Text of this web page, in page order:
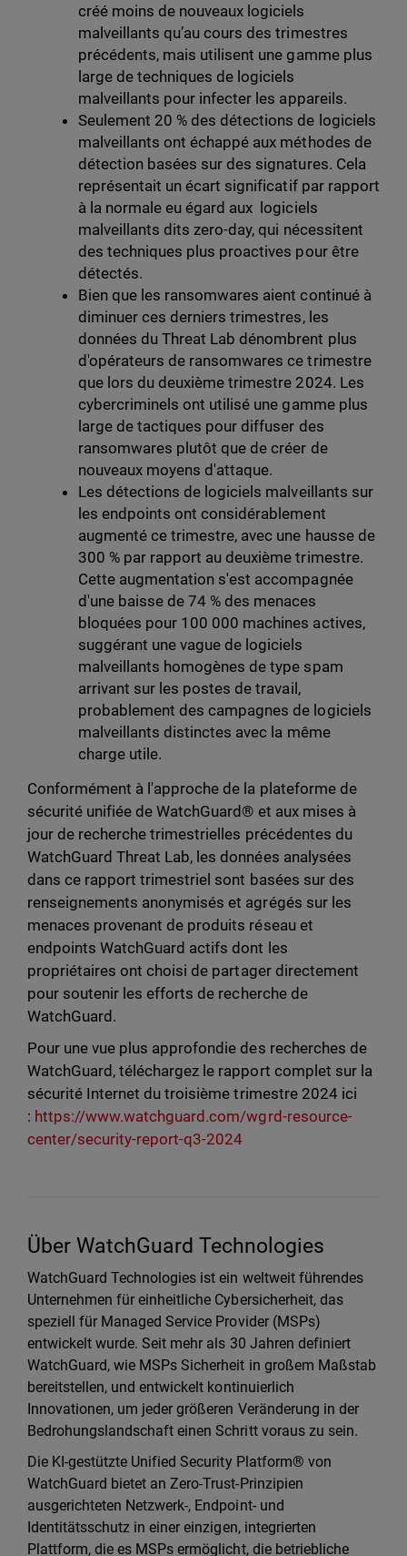
créé moins de nouveaux logiciels
malveillants qu’au cours des trimestres
précédents, mais utilisent une gamme plus
large de techniques de logiciels
malveillants pour infecter les appareils.
Seulement 20 % des détections de logiciels
malveillants ont échappé aux méthodes de
détection basées sur des signatures. Cela
représentait un écart significatif par rapport
à la normale eu égard aux logiciels
malveillants dits zero-day, qui nécessitent
des techniques plus proactives pour être
détectés.
Bien que les ransomwares aient continué à
diminuer ces derniers trimestres, les
données du Threat Lab dénombrent plus
d'opérateurs de ransomwares ce trimestre
que lors du deuxième trimestre 2024. Les
cybercriminels ont utilisé une gamme plus
large de tactiques pour diffuser des
ransomwares plutôt que de créer de
nouveaux moyens d'attaque.
Les détections de logiciels malveillants sur
les endpoints ont considérablement
augmenté ce trimestre, avec une hausse de
300 % par rapport au deuxième trimestre.
Cette augmentation s'est accompagnée
d'une baisse de 74 % des menaces
bloquées pour 100 000 machines actives,
suggérant une vague de logiciels
malveillants homogènes de type spam
arrivant sur les postes de travail,
probablement des campagnes de logiciels
malveillants distinctes avec la même
charge utile.
Conformément à l'approche de la plateforme de
sécurité unifiée de WatchGuard® et aux mises à
jour de recherche trimestrielles précédentes du
WatchGuard Threat Lab, les données analysées
dans ce rapport trimestriel sont basées sur des
renseignements anonymisés et agrégés sur les
menaces provenant de produits réseau et
endpoints WatchGuard actifs dont les
propriétaires ont choisi de partager directement
pour soutenir les efforts de recherche de
WatchGuard.
Pour une vue plus approfondie des recherches de
WatchGuard, téléchargez le rapport complet sur la
sécurité Internet du troisième trimestre 2024 ici
: https://www.watchguard.com/wgrd-resource-
center/security-report-q3-2024
Über WatchGuard Technologies
WatchGuard Technologies ist ein weltweit führendes
Unternehmen für einheitliche Cybersicherheit, das
speziell für Managed Service Provider (MSPs)
entwickelt wurde. Seit mehr als 30 Jahren definiert
WatchGuard, wie MSPs Sicherheit in großem Maßstab
bereitstellen, und entwickelt kontinuierlich
Innovationen, um jeder größeren Veränderung in der
Bedrohungslandschaft einen Schritt voraus zu sein.
Die KI-gestützte Unified Security Platform® von
WatchGuard bietet an Zero-Trust-Prinzipien
ausgerichteten Netzwerk-, Endpoint- und
Identitätsschutz in einer einzigen, integrierten
Plattform, die es MSPs ermöglicht, die betriebliche